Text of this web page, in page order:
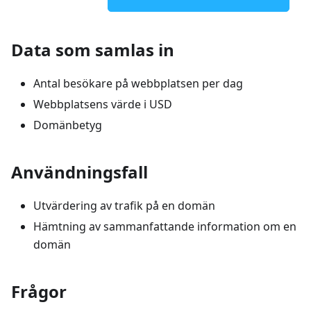
Data som samlas in
Antal besökare på webbplatsen per dag
Webbplatsens värde i USD
Domänbetyg
Användningsfall
Utvärdering av trafik på en domän
Hämtning av sammanfattande information om en
domän
Frågor